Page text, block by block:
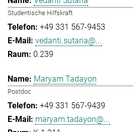
Studentische Hilfskraft
+49 331 567-9453
vedanti.sutaria@...
0.239
Maryam Tadayon
Postdoc
+49 331 567-9439
maryam.tadayon@...